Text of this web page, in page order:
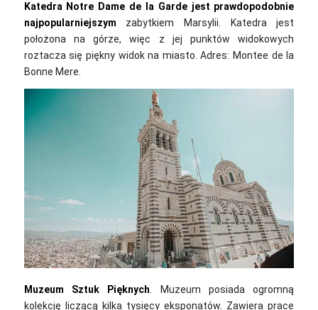
Katedra Notre Dame de la Garde jest prawdopodobnie
najpopularniejszym zabytkiem Marsylii. Katedra jest
położona na górze, więc z jej punktów widokowych
roztacza się piękny widok na miasto. Adres: Montеe de la
Bonne Mere.
Muzeum Sztuk Pięknych . Muzeum posiada ogromną
kolekcję liczącą kilka tysięcy eksponatów. Zawiera prace